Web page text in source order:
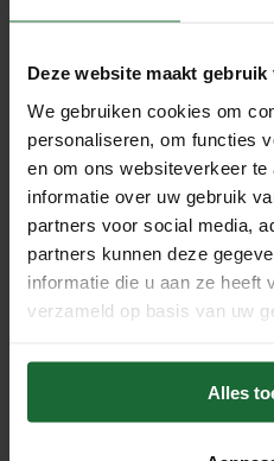
Deze website maakt gebruik
We gebruiken cookies om
personaliseren, om functies
en om ons websiteverkeer
informatie over uw gebruik
partners voor social media,
partners kunnen deze
informatie die u aan ze heeft
verzameld op basis van uw
Alles
FSC-keurmerk.
Vermindert contactgeluid
effectief.
• Hoge drukbestendigheid
Kan tot wel20 ton per m²
click-vloeren.
• Egaliseert oneffenheden
Maakt de vloer vlakker en
eindresultaat.
Warmteweerstand tussen
thermische prestaties.